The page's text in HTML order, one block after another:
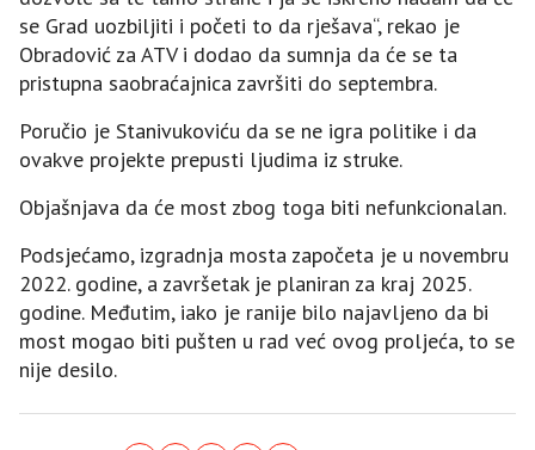
se Grad uozbiljiti i početi to da rješava“, rekao je
Obradović za ATV i dodao da sumnja da će se ta
pristupna saobraćajnica završiti do septembra.
Poručio je Stanivukoviću da se ne igra politike i da
ovakve projekte prepusti ljudima iz struke.
Objašnjava da će most zbog toga biti nefunkcionalan.
Podsjećamo, izgradnja mosta započeta je u novembru
2022. godine, a završetak je planiran za kraj 2025.
godine. Međutim, iako je ranije bilo najavljeno da bi
most mogao biti pušten u rad već ovog proljeća, to se
nije desilo.